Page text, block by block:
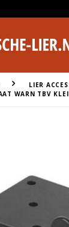
LIER
WARN TBV